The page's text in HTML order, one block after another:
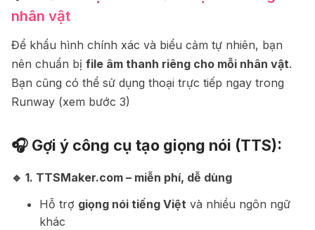
nhân vật
Để khẩu hình chính xác và biểu cảm tự nhiên, bạn
nên chuẩn bị file âm thanh riêng cho mỗi nhân vật.
Bạn cũng có thể sử dụng thoại trực tiếp ngay trong
Runway (xem bước 3)
🎧 Gợi ý công cụ tạo giọng nói (TTS):
🔹 1. TTSMaker.com – miễn phí, dễ dùng
Hỗ trợ giọng nói tiếng Việt và nhiều ngôn ngữ
khác